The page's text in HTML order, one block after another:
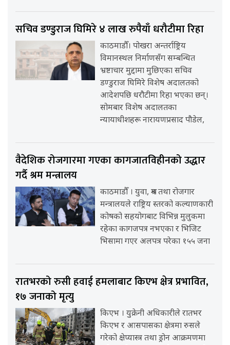
सचिव डण्डुराज घिमिरे ४ लाख रुपैयाँ धरौटीमा रिहा
काठमाडौँ। पोखरा अन्तर्राष्ट्रिय
विमानस्थल निर्माणसँग सम्बन्धित
भ्रष्टाचार मुद्दामा मुछिएका सचिव
डण्डुराज घिमिरे विशेष अदालतको
आदेशपछि धरौटीमा रिहा भएका छन्।
सोमबार विशेष अदालतका
न्यायाधीशहरू नारायणप्रसाद पौडेल,
वैदेशिक रोजगारमा गएका कागजातविहीनको उद्धार
गर्दै श्रम मन्त्रालय
काठमाडौँ । युवा, श्रम तथा रोजगार
मन्त्रालयले राष्ट्रिय स्तरको कल्याणकारी
कोषको सहयोगबाट विभिन्न मुलुकमा
रहेका कागजपत्र नभएका र भिजिट
भिसामा गएर अलपत्र परेका १५५ जना
रातभरको रुसी हवाई हमलाबाट किएभ क्षेत्र प्रभावित,
१७ जनाको मृत्यु
किएभ । युक्रेनी अधिकारीले रातभर
किएभ र आसपासका क्षेत्रमा रुसले
गरेको क्षेप्यास्त्र तथा ड्रोन आक्रमणमा